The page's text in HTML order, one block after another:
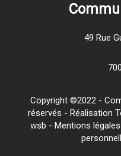
49 Rue
Copyright ©2022 -
réservés - Réalisation
wsb - Mentions légales